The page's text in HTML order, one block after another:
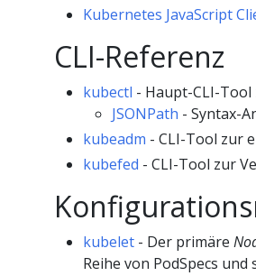
Kubernetes JavaScript
CLI-Referenz
kubectl - Haupt-CLI-
JSONPath - Syntax-
kubeadm - CLI-Tool zur
kubefed - CLI-Tool zur
kubelet - Der primäre
Reihe von PodSpecs